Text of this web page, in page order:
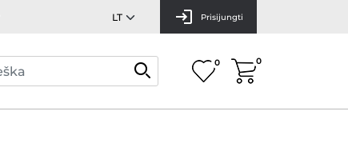
Prisijungti
0 0